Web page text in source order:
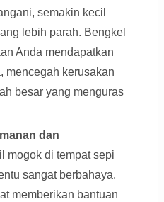
semakin kecil
lebih parah. Bengkel
Anda mendapatkan
mencegah kerusakan
besar yang menguras
dan
mogok di tempat sepi
sangat berbahaya.
memberikan bantuan